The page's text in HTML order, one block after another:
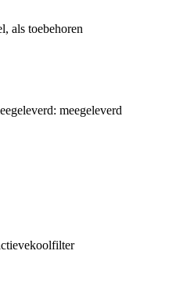
als toebehoren
meegeleverd